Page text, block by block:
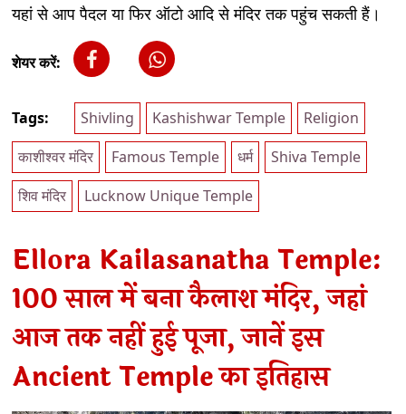
यहां से आप पैदल या फिर ऑटो आदि से मंदिर तक पहुंच सकती हैं।
शेयर करें:
Tags: Shivling Kashishwar Temple
Religion
काशीश्वर मंदिर
Famous Temple धर्म
Shiva Temple
शिव मंदिर
Lucknow Unique Temple
Ellora Kailasanatha Temple:
100 साल में बना कैलाश मंदिर, जहां
आज तक नहीं हुई पूजा, जानें इस
Ancient Temple का इतिहास